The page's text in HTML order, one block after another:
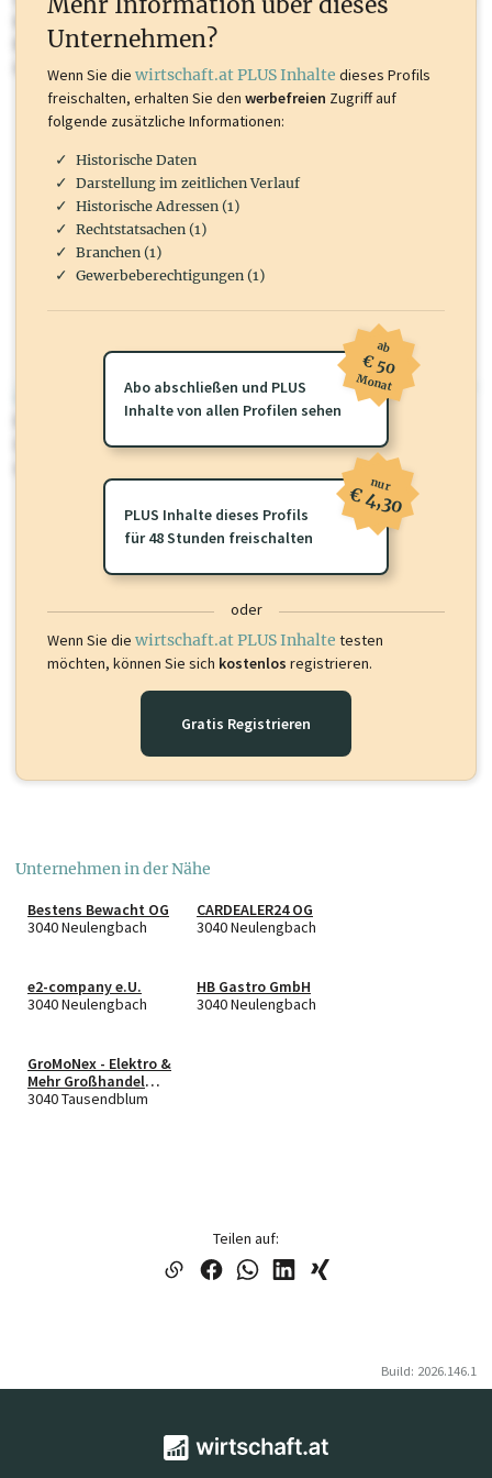
Marken, Patente, Rechtstatsachen, OTS-Aussendungen, und viele
mehr.
wirtschaft.at PLUS
Für dieses Profil gibt es zusätzlichewirtschaft.at PLUS Inhalte
Sie momentan nicht einsehen können. Schalten Sie dieses Profil frei
oder loggen Sie sich ein um diese Inhalte zu sehen.
Unternehmen?
Wenn Sie die wirtschaft.at PLUS Inhalte dieses Profils
freischalten, erhalten Sie den werbefreien Zugriff auf
folgende zusätzliche Informationen:
Historische Daten
Darstellung im zeitlichen Verlauf
Historische Adressen (1)
Rechtstatsachen (1)
Branchen (1)
Gewerbeberechtigungen (1)
Abo abschließen und PLUS
Inhalte von allen Profilen sehen
ab
€ 50
Monat
PLUS Inhalte dieses Profils
für 48 Stunden freischalten
nur
€ 4,30
oder
Wenn Sie die wirtschaft.at PLUS Inhalte testen
möchten, können Sie sich kostenlos registrieren.
Gratis Registrieren
Unternehmen in der Nähe
Bestens Bewacht OG
3040 Neulengbach
CARDEALER24 OG
3040 Neulengbach
e2-company e.U.
3040 Neulengbach
HB Gastro GmbH
3040 Neulengbach
GroMoNex - Elektro &
Mehr Großhandel
GmbH
3040 Tausendblum
Teilen auf:
Build: 2026.146.1